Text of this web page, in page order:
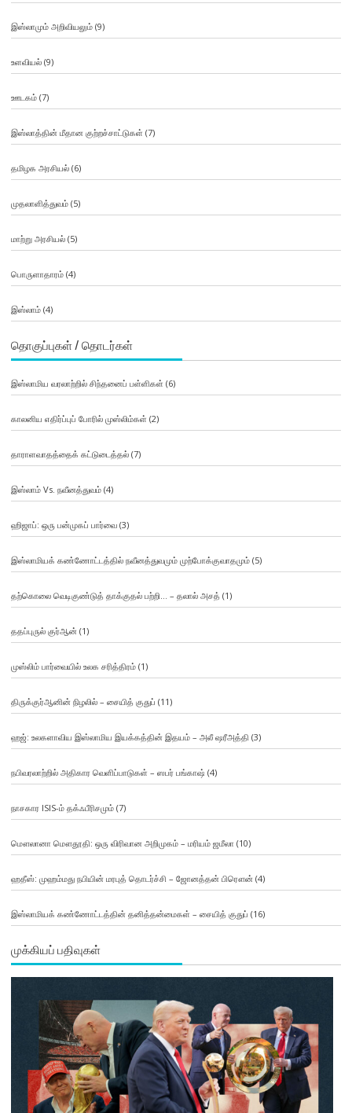
இஸ்லாமும் அறிவியலும்(9)
உளவியல்(9)
ஊடகம்(7)
இஸ்லாத்தின் மீதான குற்றச்சாட்டுகள் (7)
தமிழக அரசியல்(6)
முதலாளித்துவம்(5)
மாற்று அரசியல்(5)
பொருளாதாரம்(4)
இஸ்லாம்(4)
தொகுப்புகள் / தொடர்கள்
இஸ்லாமிய வரலாற்றில் சிந்தனைப் பள்ளிகள் (6)
காலனிய எதிர்ப்புப் போரில் முஸ்லிம்கள் (2)
தாராளவாதத்தைக் கட்டுடைத்தல்(7)
இஸ்லாம் Vs. நவீனத்துவம்(4)
ஹிஜாப்: ஒரு பன்முகப் பார்வை(3)
இஸ்லாமியக் கண்ணோட்டத்தில் நவீனத்துவமும் முற்போக்குவாதமும்(5)
தற்கொலை வெடிகுண்டுத் தாக்குதல் பற்றி… – தலால் அசத் (1)
ததப்புருல் குர்ஆன் (1)
முஸ்லிம் பார்வையில் உலக சரித்திரம்(1)
திருக்குர்ஆனின் நிழலில் – சையித் குதுப் (11)
ஹஜ்: உலகளாவிய இஸ்லாமிய இயக்கத்தின் இதயம் – அலீ ஷரீஅத்தி (3)
நபிவரலாற்றில் அதிகார வெளிப்பாடுகள் – ஸபர் பங்காஷ் (4)
நாசகார ISIS-ம் தக்ஃபீரிசமும்(7)
மௌலானா மௌதூதி: ஒரு விரிவான அறிமுகம் – மரியம் ஜமீலா (10)
ஹதீஸ்: முஹம்மது நபியின் மரபுத் தொடர்ச்சி – ஜோனத்தன் பிரௌன் (4)
இஸ்லாமியக் கண்ணோட்டத்தின் தனித்தன்மைகள் – சையித் குதுப் (16)
முக்கியப் பதிவுகள்